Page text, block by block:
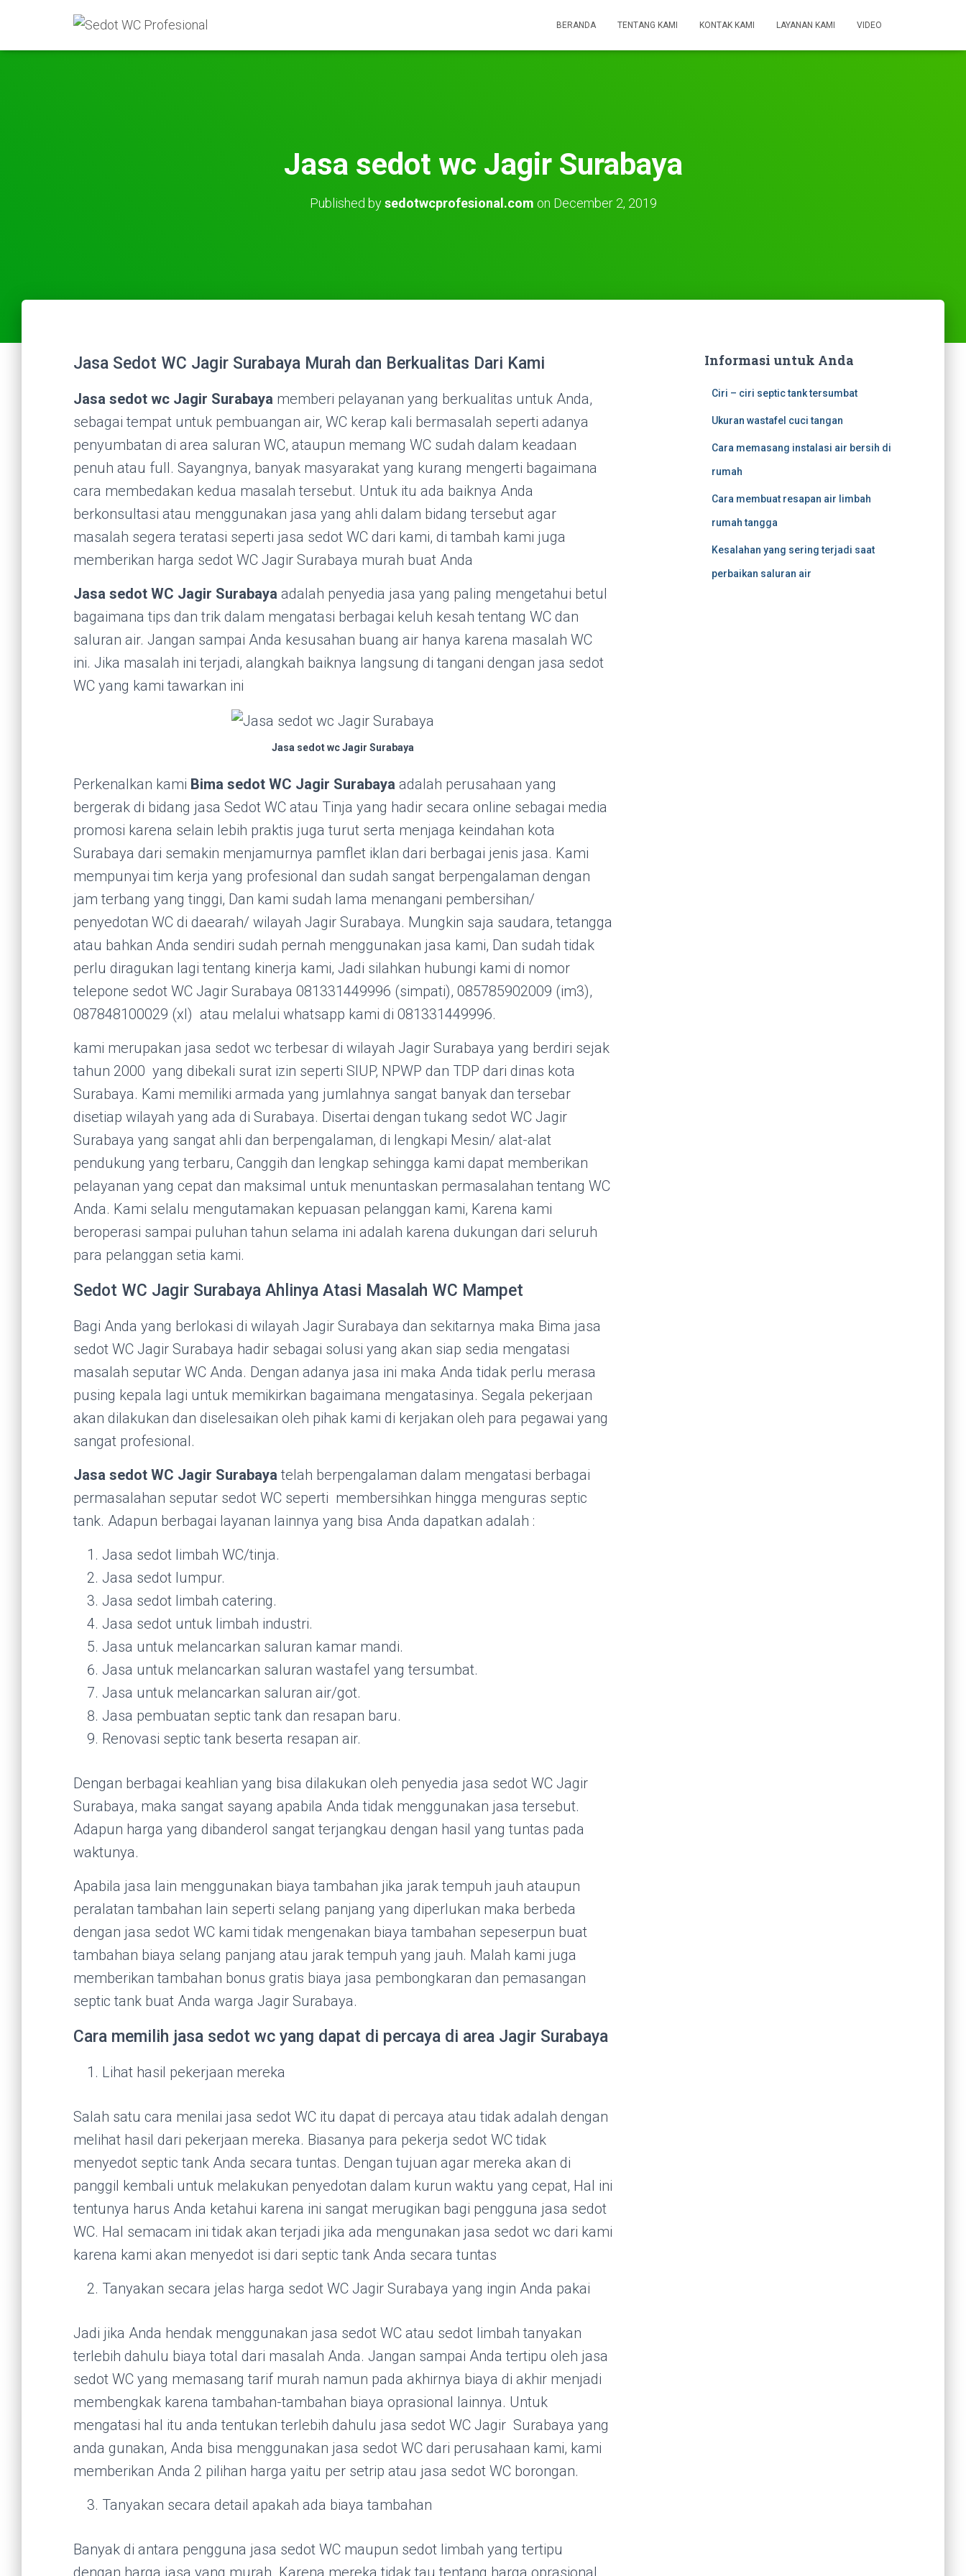
BERANDA TENTANG KAMI KONTAK KAMI LAYANAN KAMI VIDEO
Jasa sedot wc Jagir Surabaya
Published bysedotwcprofesional.com on December 2, 2019
Jasa Sedot WC Jagir Surabaya Murah dan Berkualitas Dari Kami
Jasa sedot wc Jagir Surabaya memberi pelayanan yang berkualitas untuk Anda,
sebagai tempat untuk pembuangan air, WC kerap kali bermasalah seperti adanya
penyumbatan di area saluran WC, ataupun memang WC sudah dalam keadaan
penuh atau full. Sayangnya, banyak masyarakat yang kurang mengerti bagaimana
cara membedakan kedua masalah tersebut. Untuk itu ada baiknya Anda
berkonsultasi atau menggunakan jasa yang ahli dalam bidang tersebut agar
masalah segera teratasi seperti jasa sedot WC dari kami, di tambah kami juga
memberikan harga sedot WC Jagir Surabaya murah buat Anda
Jasa sedot WC Jagir Surabaya adalah penyedia jasa yang paling mengetahui betul
bagaimana tips dan trik dalam mengatasi berbagai keluh kesah tentang WC dan
saluran air. Jangan sampai Anda kesusahan buang air hanya karena masalah WC
ini. Jika masalah ini terjadi, alangkah baiknya langsung di tangani dengan jasa sedot
WC yang kami tawarkan ini
Jasa sedot wc Jagir Surabaya
Perkenalkan kami Bima sedot WC Jagir Surabaya adalah perusahaan yang
bergerak di bidang jasa Sedot WC atau Tinja yang hadir secara online sebagai media
promosi karena selain lebih praktis juga turut serta menjaga keindahan kota
Surabaya dari semakin menjamurnya pamflet iklan dari berbagai jenis jasa. Kami
mempunyai tim kerja yang profesional dan sudah sangat berpengalaman dengan
jam terbang yang tinggi, Dan kami sudah lama menangani pembersihan/
penyedotan WC di daearah/ wilayah Jagir Surabaya. Mungkin saja saudara, tetangga
atau bahkan Anda sendiri sudah pernah menggunakan jasa kami, Dan sudah tidak
perlu diragukan lagi tentang kinerja kami, Jadi silahkan hubungi kami di nomor
telepone sedot WC Jagir Surabaya 081331449996 (simpati), 085785902009 (im3),
087848100029 (xl) atau melalui whatsapp kami di 081331449996.
kami merupakan jasa sedot wc terbesar di wilayah Jagir Surabaya yang berdiri sejak
tahun 2000 yang dibekali surat izin seperti SIUP, NPWP dan TDP dari dinas kota
Surabaya. Kami memiliki armada yang jumlahnya sangat banyak dan tersebar
disetiap wilayah yang ada di Surabaya. Disertai dengan tukang sedot WC Jagir
Surabaya yang sangat ahli dan berpengalaman, di lengkapi Mesin/ alat-alat
pendukung yang terbaru, Canggih dan lengkap sehingga kami dapat memberikan
pelayanan yang cepat dan maksimal untuk menuntaskan permasalahan tentang WC
Anda. Kami selalu mengutamakan kepuasan pelanggan kami, Karena kami
beroperasi sampai puluhan tahun selama ini adalah karena dukungan dari seluruh
para pelanggan setia kami.
Sedot WC Jagir Surabaya Ahlinya Atasi Masalah WC Mampet
Bagi Anda yang berlokasi di wilayah Jagir Surabaya dan sekitarnya maka Bima jasa
sedot WC Jagir Surabaya hadir sebagai solusi yang akan siap sedia mengatasi
masalah seputar WC Anda. Dengan adanya jasa ini maka Anda tidak perlu merasa
pusing kepala lagi untuk memikirkan bagaimana mengatasinya. Segala pekerjaan
akan dilakukan dan diselesaikan oleh pihak kami di kerjakan oleh para pegawai yang
sangat profesional.
Jasa sedot WC Jagir Surabaya telah berpengalaman dalam mengatasi berbagai
permasalahan seputar sedot WC seperti membersihkan hingga menguras septic
tank. Adapun berbagai layanan lainnya yang bisa Anda dapatkan adalah :
Jasa sedot limbah WC/tinja.
Jasa sedot lumpur.
Jasa sedot limbah catering.
Jasa sedot untuk limbah industri.
Jasa untuk melancarkan saluran kamar mandi.
Jasa untuk melancarkan saluran wastafel yang tersumbat.
Jasa untuk melancarkan saluran air/got.
Jasa pembuatan septic tank dan resapan baru.
Renovasi septic tank beserta resapan air.
Dengan berbagai keahlian yang bisa dilakukan oleh penyedia jasa sedot WC Jagir
Surabaya, maka sangat sayang apabila Anda tidak menggunakan jasa tersebut.
Adapun harga yang dibanderol sangat terjangkau dengan hasil yang tuntas pada
waktunya.
Apabila jasa lain menggunakan biaya tambahan jika jarak tempuh jauh ataupun
peralatan tambahan lain seperti selang panjang yang diperlukan maka berbeda
dengan jasa sedot WC kami tidak mengenakan biaya tambahan sepeserpun buat
tambahan biaya selang panjang atau jarak tempuh yang jauh. Malah kami juga
memberikan tambahan bonus gratis biaya jasa pembongkaran dan pemasangan
septic tank buat Anda warga Jagir Surabaya.
Cara memilih jasa sedot wc yang dapat di percaya di area Jagir Surabaya
Lihat hasil pekerjaan mereka
Salah satu cara menilai jasa sedot WC itu dapat di percaya atau tidak adalah dengan
melihat hasil dari pekerjaan mereka. Biasanya para pekerja sedot WC tidak
menyedot septic tank Anda secara tuntas. Dengan tujuan agar mereka akan di
panggil kembali untuk melakukan penyedotan dalam kurun waktu yang cepat, Hal ini
tentunya harus Anda ketahui karena ini sangat merugikan bagi pengguna jasa sedot
WC. Hal semacam ini tidak akan terjadi jika ada mengunakan jasa sedot wc dari kami
karena kami akan menyedot isi dari septic tank Anda secara tuntas
Tanyakan secara jelas harga sedot WC Jagir Surabaya yang ingin Anda pakai
Jadi jika Anda hendak menggunakan jasa sedot WC atau sedot limbah tanyakan
terlebih dahulu biaya total dari masalah Anda. Jangan sampai Anda tertipu oleh jasa
sedot WC yang memasang tarif murah namun pada akhirnya biaya di akhir menjadi
membengkak karena tambahan-tambahan biaya oprasional lainnya. Untuk
mengatasi hal itu anda tentukan terlebih dahulu jasa sedot WC Jagir Surabaya yang
anda gunakan, Anda bisa menggunakan jasa sedot WC dari perusahaan kami, kami
memberikan Anda 2 pilihan harga yaitu per setrip atau jasa sedot WC borongan.
Tanyakan secara detail apakah ada biaya tambahan
Banyak di antara pengguna jasa sedot WC maupun sedot limbah yang tertipu
dengan harga jasa yang murah. Karena mereka tidak tau tentang harga oprasional
Informasi untuk Anda
Ciri – ciri septic tank tersumbat
Ukuran wastafel cuci tangan
Cara memasang instalasi air bersih di
rumah
Cara membuat resapan air limbah
rumah tangga
Kesalahan yang sering terjadi saat
perbaikan saluran air